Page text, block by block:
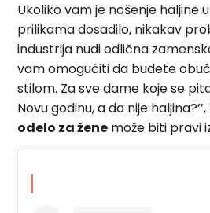
Ukoliko vam je nošenje haljine
prilikama dosadilo, nikakav
industrija nudi odlična
vam omogućiti da budete
stilom. Za sve dame koje se
Novu godinu, a da nije
odelo za žene može biti pravi